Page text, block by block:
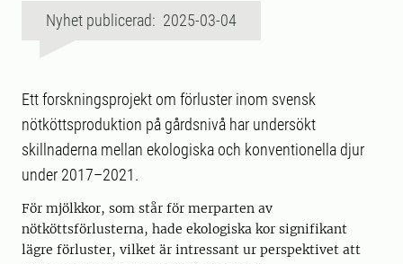
Nyhet publicerad: 2025-03-04
Ett forskningsprojekt om förluster inom svensk
nötköttsproduktion på gårdsnivå har undersökt
skillnaderna mellan ekologiska och konventionella djur
under 2017–2021.
För mjölkkor, som står för merparten av
nötköttsförlusterna, hade ekologiska kor signifikant
lägre förluster, vilket är intressant ur perspektivet att